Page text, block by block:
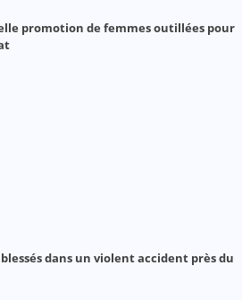
promotion de femmes outillées pour
dans un violent accident près du